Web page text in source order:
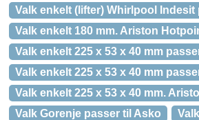
Valk enkelt (lifter) Whirlpool
Valk enkelt 180 mm. Ariston
Valk enkelt 225 x 53 x 40 mm
Valk enkelt 225 x 53 x 40 mm
Valk enkelt 225 x 53 x 40 mm.
Valk Gorenje passer til Asko